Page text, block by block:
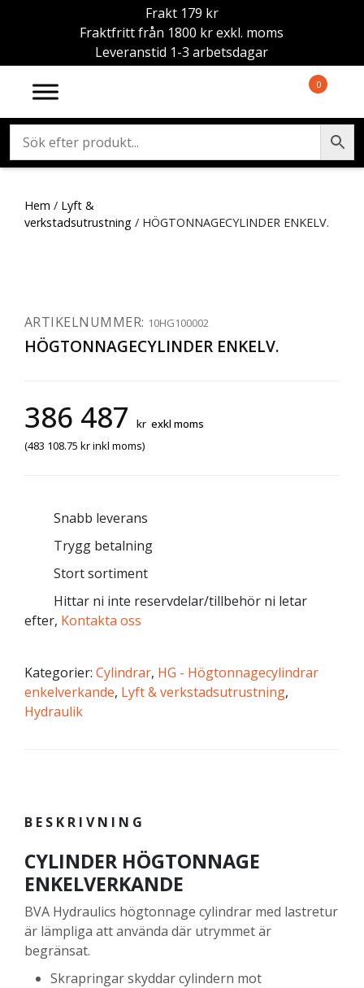
Frakt 179 kr
Fraktfritt från 1800 kr exkl. moms
Leveranstid 1-3 arbetsdagar
0
Hem / Lyft &
verkstadsutrustning/ HÖGTONNAGECYLINDER ENKELV.
ARTIKELNUMMER: 10HG100002
HÖGTONNAGECYLINDER ENKELV.
386 487 kr exkl moms
(483 108.75 krinkl moms)
Snabb leverans
Trygg betalning
Stort sortiment
Hittar ni inte reservdelar/tillbehör ni letar
efter, Kontakta oss
Kategorier: Cylindrar, HG - Högtonnagecylindrar
enkelverkande, Lyft & verkstadsutrustning,
Hydraulik
BESKRIVNING
CYLINDER HÖGTONNAGE
ENKELVERKANDE
BVA Hydraulics högtonnage cylindrar med lastretur
är lämpliga att använda där utrymmet är
begränsat.
Skrapringar skyddar cylindern mot